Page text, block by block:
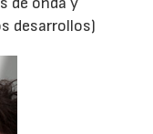
desarrollos)